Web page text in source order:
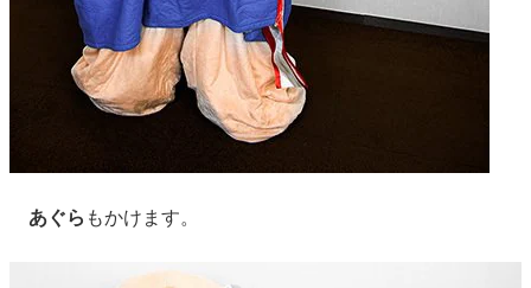
あぐら もかけます。